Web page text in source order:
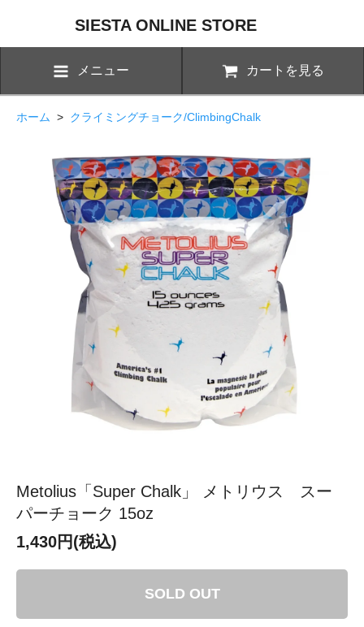
SIESTA ONLINE STORE
メニュー カートを見る
ホーム > クライミングチョーク/ClimbingChalk
Metolius「Super Chalk」 メトリウス スー
パーチョーク 15oz
1,430円(税込)
SOLD OUT